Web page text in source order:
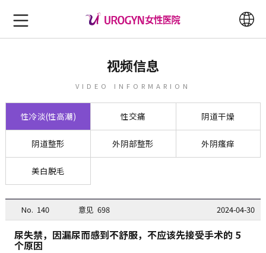
视频信息
VIDEO INFORMARION
性冷淡(性高潮) 性交痛 阴道干燥
阴道整形 外阴部整形 外阴瘙痒
美白脱毛
No. 140 意见 698 2024-04-30
尿失禁，因漏尿而感到不舒服，不应该先接受手术的 5
个原因